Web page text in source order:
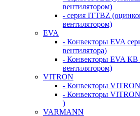
вентилятором)
- серия ITTBZ
вентилятором)
EVA
- Конвекторы EVA
вентилятора)
- Конвекторы EVA КВ
вентилятором)
VITRON
- Конвекторы
- Конвекторы
)
VARMANN